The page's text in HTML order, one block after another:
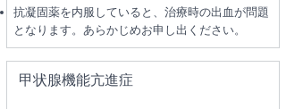
抗凝固薬を内服していると、治療時の出血が問題
となります。あらかじめお申し出ください。
甲状腺機能亢進症